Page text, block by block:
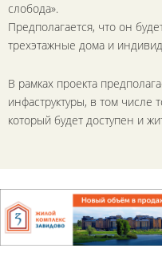
слобода».
Предполагается, что он
трехэтажные дома и
В рамках проекта
инфаструктуры, в том числе
который будет доступен и